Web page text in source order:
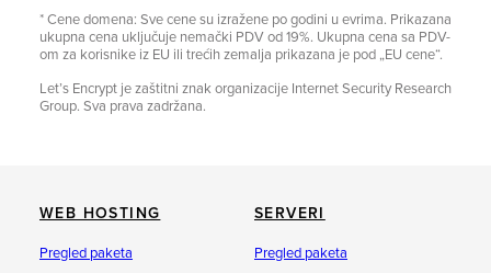
* Cene domena: Sve cene su izražene po godini u evrima. Prikazana
ukupna cena uključuje nemački PDV od 19%. Ukupna cena sa PDV-
om za korisnike iz EU ili trećih zemalja prikazana je pod „EU cene“.
Let’s Encrypt je zaštitni znak organizacije Internet Security Research
Group. Sva prava zadržana.
WEB HOSTING
Pregled paketa
SERVERI
Pregled paketa